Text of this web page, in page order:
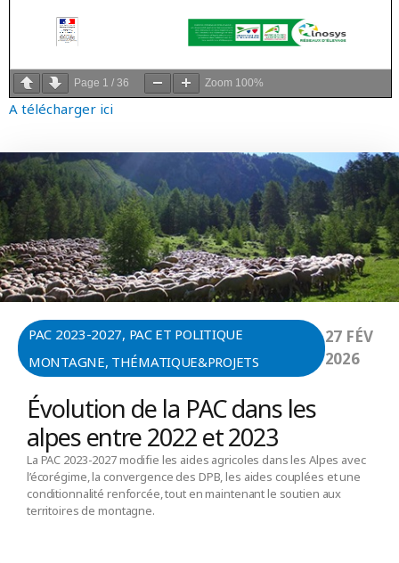
Page 1 / 36 Zoom 100%
A télécharger ici
PAC 2023-2027, PAC ET POLITIQUE
MONTAGNE, THÉMATIQUE&PROJETS
27 FÉV
2026
Évolution de la PAC dans les
alpes entre 2022 et 2023
La PAC 2023-2027 modifie les aides agricoles dans les Alpes avec
l’écorégime, la convergence des DPB, les aides couplées et une
conditionnalité renforcée, tout en maintenant le soutien aux
territoires de montagne.